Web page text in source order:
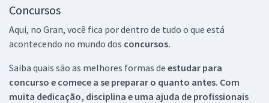
Concursos
Aqui, no Gran, você fica por dentro de tudo o que está
acontecendo no mundo dos concursos.
Saiba quais são as melhores formas de estudar para
concurso e comece a se preparar o quanto antes. Com
muita dedicação, disciplina e uma ajuda de profissionais